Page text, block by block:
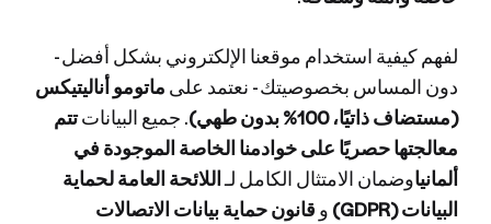
لفهم كيفية استخدام موقعنا الإلكتروني بشكل أفضل -
دون المساس بخصوصيتك - نعتمد على ماتومو أناليتيكس
(مستضاف ذاتيًا، 100% بدون طهي)
. جميع البياناتتتم
معالجتها حصريًا على خوادمنا الخاصة الموجودة في
ألمانياوضمان الامتثال الكامل لـاللائحة العامة لحماية
البيانات (GDPR)
و قانون حماية بيانات الاتصالات